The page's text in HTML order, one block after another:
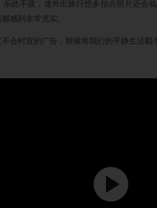
此不疲，逢外出旅行想多拍点照片还会
感到非常充实。
合时宜的广告，狠狠将我们的平静生活戳